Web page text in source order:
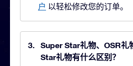
户 以轻松修改您的订单。
Super Star礼物、OSR礼
Star礼物有什么区别？